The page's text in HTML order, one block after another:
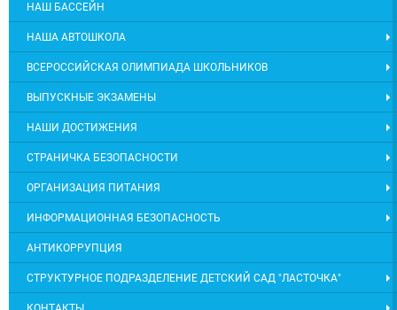
НАШ БАССЕЙН
НАША АВТОШКОЛА
ВСЕРОССИЙСКАЯ ОЛИМПИАДА ШКОЛЬНИКОВ
ВЫПУСКНЫЕ ЭКЗАМЕНЫ
НАШИ ДОСТИЖЕНИЯ
СТРАНИЧКА БЕЗОПАСНОСТИ
ОРГАНИЗАЦИЯ ПИТАНИЯ
ИНФОРМАЦИОННАЯ БЕЗОПАСНОСТЬ
АНТИКОРРУПЦИЯ
СТРУКТУРНОЕ ПОДРАЗДЕЛЕНИЕ ДЕТСКИЙ САД "ЛАСТОЧКА"